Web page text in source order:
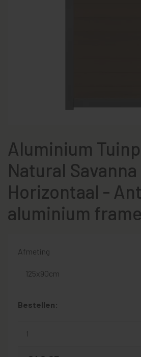
Aluminium
Natural
Horizontaal -
aluminium frame
Afmeting
Bestellen: